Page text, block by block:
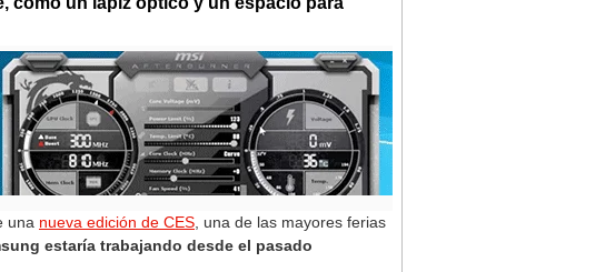
una nueva edición de CES , una de las mayores ferias
estaría trabajando desde el pasado